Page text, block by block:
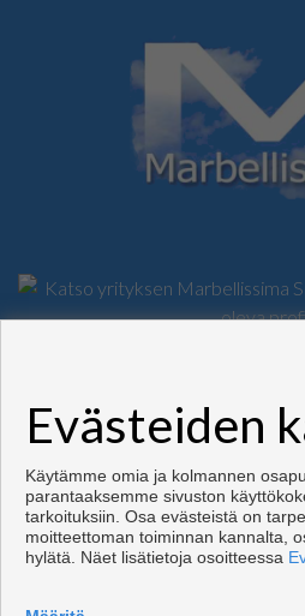
Copyright © 2026. Kaikki
Kehittämisestä vastaa
Evästeiden
Käytämme omia ja kolmannen
parantaaksemme sivuston
tarkoituksiin. Osa evästeistä on
moitteettoman toiminnan kannalta,
hylätä. Näet lisätietoja osoitteessa